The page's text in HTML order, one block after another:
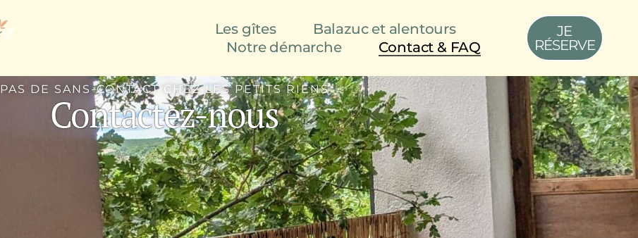
Les gîtes
Balazuc et alentours
Notre démarche
Contact & FAQ
JE
RÉSERVE
PAS DE SANS-CONTACT CHEZ LES PETITS RIENS
Contactez-nous